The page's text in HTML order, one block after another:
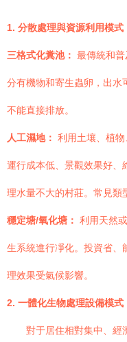
1. 分散處理與資源利用模式
三格式化糞池： 最傳統和
分有機物和寄生蟲卵，出水
不能直接排放。
人工濕地： 利用土壤、植
運行成本低、景觀效果好、
理水量不大的村莊。常見類
穩定塘/氧化塘： 利用天然
生系統進行凈化。投資省、
理效果受氣候影響。
2. 一體化生物處理設備模式
對于居住相對集中、經